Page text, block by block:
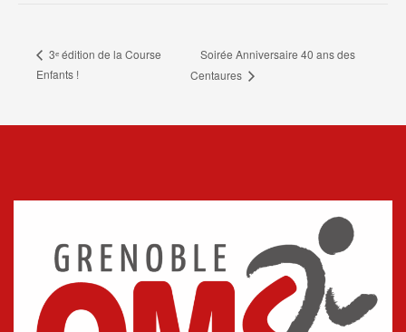
3ᵉ édition de la Course
Enfants !
Soirée Anniversaire 40 ans des
Centaures